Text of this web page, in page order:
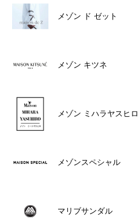
メゾン ド ゼット
メゾン キツネ
メゾン ミハラヤスヒロ
メゾンスペシャル
マリブサンダル